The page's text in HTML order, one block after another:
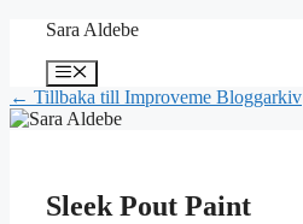
Hoppa
innehåll
Sara Aldebe
Meny
← Tillbaka till Improveme Bloggarkiv
Sleek Pout Paint